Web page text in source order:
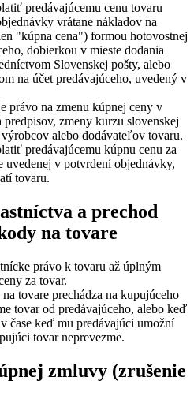
predávajúcemu cenu tovaru
vrátane nákladov na
"kúpna cena") formou hotovostnej
dobierkou v mieste dodania
Slovenskej pošty, alebo
na účet predávajúceho, uvedený v
právo na zmenu kúpnej ceny v
zmeny kurzu slovenskej
alebo dodávateľov tovaru.
predávajúcemu kúpnu cenu za
uvedenej v potvrdení objednávky,
tovaru.
a prechod
na tovare
právo k tovaru až úplným
za tovar.
tovare prechádza na kupujúceho
tovar od predávajúceho, alebo keď
čase keď mu predávajúci umožní
tovar neprevezme.
zmluvy (zrušenie